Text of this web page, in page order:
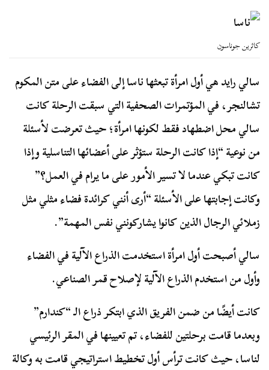
كاثرين جوناسون
سالي رايد هي أول امرأة تبعثها ناسا إلى الفضاء على متن المكوم
تشالنجر، في المؤتمرات الصحفية التي سبقت الرحلة كانت
سالي محل اضطهاد فقط لكونها امرأة؛ حيث تعرضت لأسئلة
من نوعية “إذا كانت الرحلة ستؤثر على أعضائها التناسلية وإذا
كانت تبكي عندما لا تسير الأمور على ما يرام في العمل؟”
وكانت إجابتها على الأسئلة “أرى أنني كرائدة فضاء مثلي مثل
زملائي الرجال الذين كانوا يشاركونني نفس المهمة”.
سالي أصبحت أول امرأة استخدمت الذراع الآلية في الفضاء
وأول من استخدم الذراع الآلية لإصلاح قمر الصناعي.
كانت أيضًا من ضمن الفريق الذي ابتكر ذراع الـ “كندارم”
وبعدما قامت برحلتين للفضاء، تم تعيينها في المقر الرئيسي
لناسا، حيث كانت ترأس أول تخطيط استراتيجي قامت به وكالة